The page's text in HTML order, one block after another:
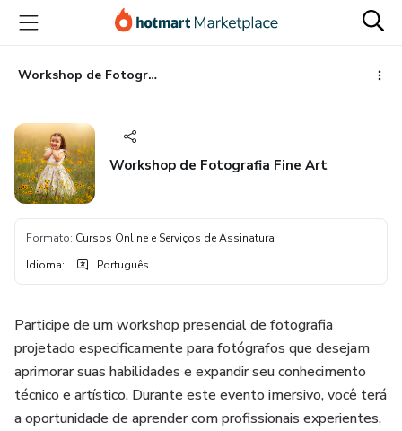
para
conteúdo
principal
para
pagamento
para
rodapé
Workshop de Fotografia Fine Art
Workshop de Fotografia Fine Art
Formato: Cursos Online e Serviços de Assinatura
Idioma: Português
Participe de um workshop presencial de fotografia
projetado especificamente para fotógrafos que desejam
aprimorar suas habilidades e expandir seu conhecimento
técnico e artístico. Durante este evento imersivo, você terá
a oportunidade de aprender com profissionais experientes,